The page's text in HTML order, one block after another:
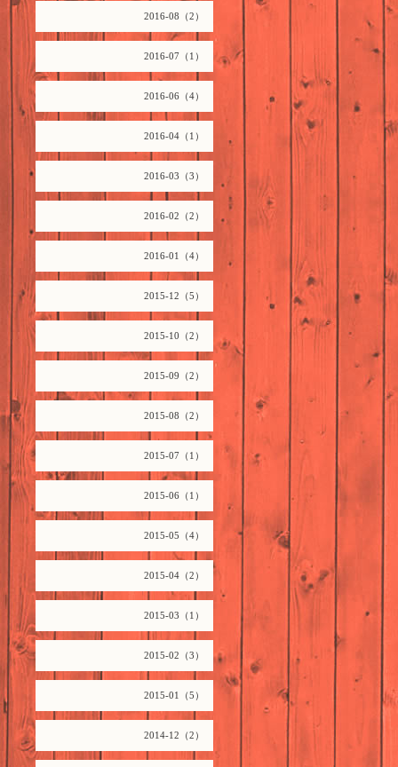
2016-08（2）
2016-07（1）
2016-06（4）
2016-04（1）
2016-03（3）
2016-02（2）
2016-01（4）
2015-12（5）
2015-10（2）
2015-09（2）
2015-08（2）
2015-07（1）
2015-06（1）
2015-05（4）
2015-04（2）
2015-03（1）
2015-02（3）
2015-01（5）
2014-12（2）